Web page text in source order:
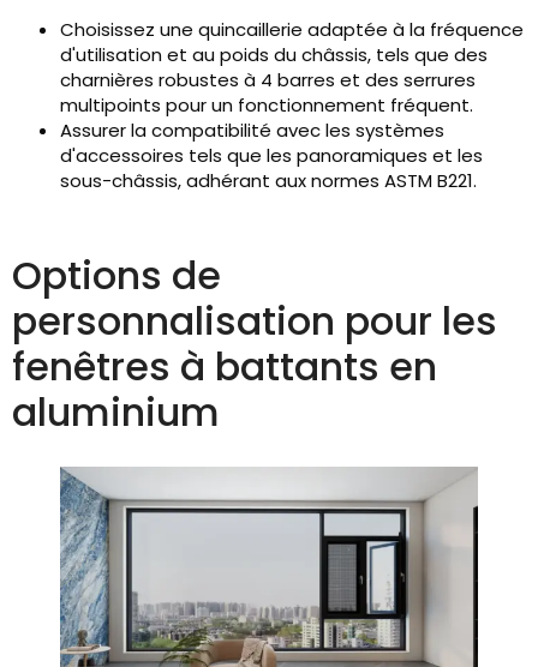
Choisissez une quincaillerie adaptée à la fréquence
d'utilisation et au poids du châssis, tels que des
charnières robustes à 4 barres et des serrures
multipoints pour un fonctionnement fréquent.
Assurer la compatibilité avec les systèmes
d'accessoires tels que les panoramiques et les
sous-châssis, adhérant aux normes ASTM B221.
Options de
personnalisation pour les
fenêtres à battants en
aluminium